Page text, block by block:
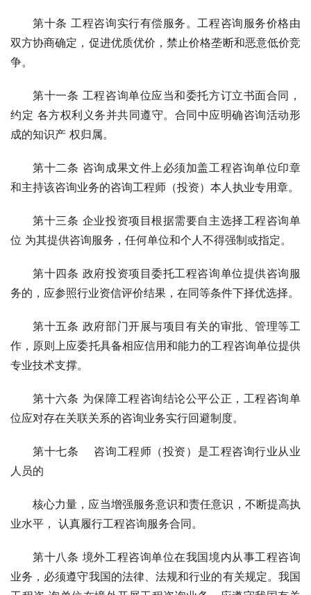
第十条 工程咨询实行有偿服务。工程咨询服务价格由
双方协商确定，促进优质优价，禁止价格垄断和恶意低价竞
争。
第十一条 工程咨询单位应当和委托方订立书面合同，
约定 各方权利义务并共同遵守。合同中应明确咨询活动形
成的知识产 权归属。
第十二条 咨询成果文件上必须加盖工程咨询单位印章
和主持该咨询业务的咨询工程师（投资）本人执业专用章。
第十三条 企业投资项目根据需要自主选择工程咨询单
位 为其提供咨询服务，任何单位和个人不得强制或指定。
第十四条 政府投资项目委托工程咨询单位提供咨询服
务的，应参照行业资信评价结果，在同等条件下择优选择。
第十五条 政府部门开展与项目有关的审批、管理等工
作，原则上应委托具备相应信用和能力的工程咨询单位提供
专业技术支撑。
第十六条 为保障工程咨询结论公平公正，工程咨询单
位应对存在关联关系的咨询业务实行回避制度。
第十七条 咨询工程师（投资）是工程咨询行业从业
人员的
核心力量，应当增强服务意识和责任意识，不断提高执
业水平， 认真履行工程咨询服务合同。
第十八条 境外工程咨询单位在我国境内从事工程咨询
业务，必须遵守我国的法律、法规和行业的有关规定。我国